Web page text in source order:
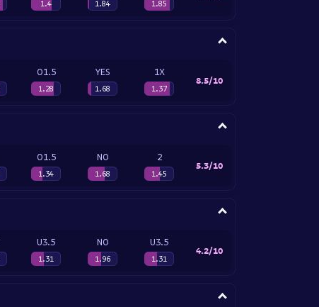
1.4 1.84 1.85
O1.5
1.28
YES
1.68
1X
1.37
8.5/10
O1.5
1.34
NO
1.68
2
1.45
5.3/10
U3.5
1.31
NO
1.96
U3.5
1.31
4.2/10